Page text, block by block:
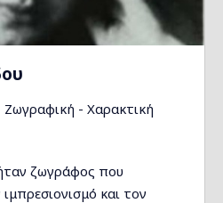
Ζωγραφική - Χαρακτική
ζωγράφος που
και τον